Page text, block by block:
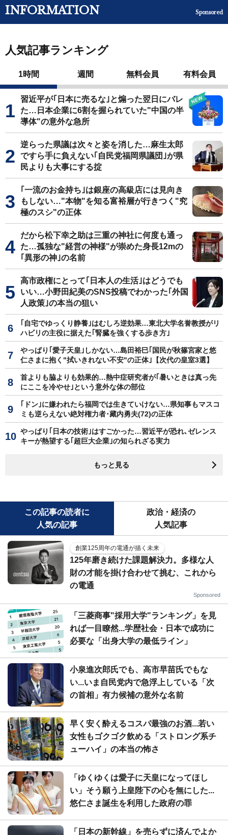
INFORMATION Sponsored
人気記事ランキング
1時間 週間 無料会員 有料会員
習近平が｢日本に売るな｣と煽った翌日にバレ
た…日本企業に6割を握られていた"中国の半
導体"の意外な急所
逆らった県議は次々と姿を消した…麻生太郎
ですら手に負えない｢自民党福岡県議団｣が県
民よりも大事にする掟
｢一流のお金持ち｣は銀座の高級店には見向き
もしない…"本物"を知る富裕層が行きつく"究
極のスシ"の正体
だから松下幸之助は三重の神社に何度も通っ
た…孤独な"経営の神様"が崇めた身長12mの
｢異形の神｣の名前
高市政権にとって｢日本人の生活｣はどうでも
いい…小野田紀美のSNS投稿でわかった｢外国
人政策｣の本当の狙い
｢自宅でゆっくり静養｣はむしろ逆効果…東北大学名誉教授がリ
ハビリの主役に据えた｢腎臓を強くする歩き方｣
やっぱり｢愛子天皇｣しかない…島田裕巳｢国民が秋篠宮家と悠
仁さまに抱く"拭いきれない不安"の正体｣【次代の皇室3選】
首よりも脇よりも効果的…熱中症研究者が｢暑いときは真っ先
にここを冷やせ｣という意外な体の部位
｢ドン｣に嫌われたら福岡では生きていけない…県知事もマスコ
ミも逆らえない絶対権力者･藏内勇夫(72)の正体
やっぱり｢日本の技術｣はすごかった…習近平が恐れ､ゼレンス
キーが熱望する｢超巨大企業｣の知られざる実力
もっと見る
この記事の読者に
人気の記事
政治・経済の
人気記事
創業125周年の電通が描く未来
125年磨き続けた課題解決力。多様な人
財の才能を掛け合わせて挑む、これから
の電通
Sponsored
「三菱商事"採用大学"ランキング」を見
れば一目瞭然...学歴社会・日本で成功に
必要な「出身大学の最低ライン」
小泉進次郎氏でも、高市早苗氏でもな
い...いま自民党内で急浮上している「次
の首相」有力候補の意外な名前
早く安く酔えるコスパ最強のお酒...若い
女性もゴクゴク飲める「ストロング系チ
ューハイ」の本当の怖さ
「ゆくゆくは愛子に天皇になってほし
い」そう願う上皇陛下の心を無にした...
悠仁さま誕生を利用した政府の罪
「日本の新幹線」を売らずに済んでよか